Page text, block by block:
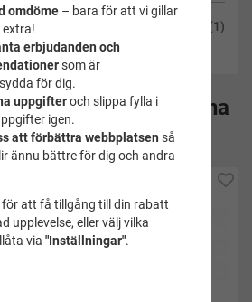
(1)
tillbehör till denna
produkt
omdöme– bara för att vi gillar
erbjudanden och
som är
för dig.
uppgifteroch slippa fylla i
igen.
att förbättra webbplatsen så
ännu bättre för dig och andra
att få tillgång till din rabatt
upplevelse, eller välj vilka
via "Inställningar".